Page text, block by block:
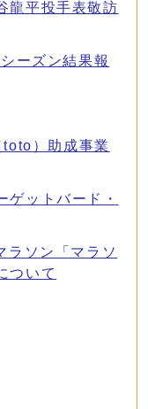
龍平投手表敬訪
ーズン結果報
）助成事業
ゲットバード・
ラソン「マラソ
ついて